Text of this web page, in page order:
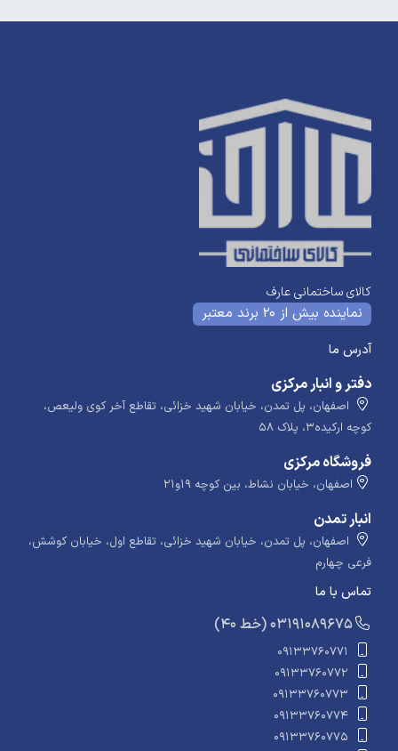
کالای ساختمانی عارف
نماینده بیش از 20 برند معتبر
آدرس ما
دفتر و انبار مرکزی
اصفهان، پل تمدن، خیابان شهید خزائی، تقاطع آخر کوی ولیعص،
کوچه ارکیده۳، پلاک ۵۸
فروشگاه مرکزی
اصفهان، خیابان نشاط، بین کوچه ۱۹و۲۱
انبار تمدن
اصفهان، پل تمدن، خیابان شهید خزائی، تقاطع اول، خیابان کوشش،
فرعی چهارم
تماس با ما
​​​ (40 خط) 03191089675
09133760771
09133760772
09133760773
09133760774
09133760775